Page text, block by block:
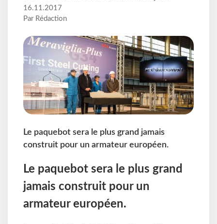
16.11.2017
Par Rédaction
Le paquebot sera le plus grand jamais
construit pour un armateur européen.
Le paquebot sera le plus grand
jamais construit pour un
armateur européen.